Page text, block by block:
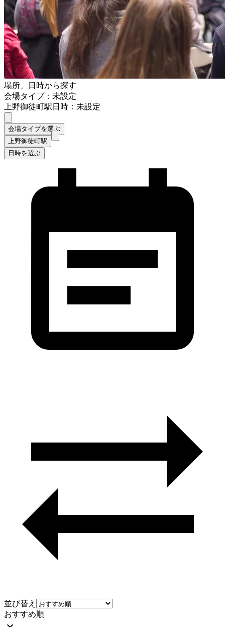
場所、日時から探す
会場タイプ：未設定
上野御徒町駅日時：未設定
会場タイプを選ぶ
上野御徒町駅
日時を選ぶ
並び替え
おすすめ順